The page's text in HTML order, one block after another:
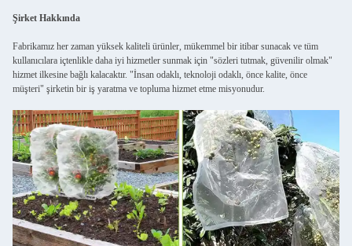
Şirket Hakkında
Fabrikamız her zaman yüksek kaliteli ürünler, mükemmel bir itibar sunacak ve tüm
kullanıcılara içtenlikle daha iyi hizmetler sunmak için "sözleri tutmak, güvenilir olmak"
hizmet ilkesine bağlı kalacaktır. "İnsan odaklı, teknoloji odaklı, önce kalite, önce
müşteri" şirketin bir iş yaratma ve topluma hizmet etme misyonudur.